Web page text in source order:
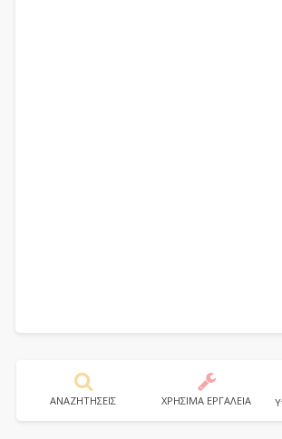
ΑΝΑΖΗΤΗΣΕΙΣ ΧΡΗΣΙΜΑ ΕΡΓΑΛΕΙΑ